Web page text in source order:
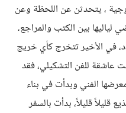
، يتحدثن عن اللحظة وعن
لياليها بين الكتب والمراجع،
في الأخير تتخرج كأي خريج
عاشقة للفن التشكيلي، فقد
الفني وبدأت في بناء
قليلاً قليلاً، بدأت بالسفر